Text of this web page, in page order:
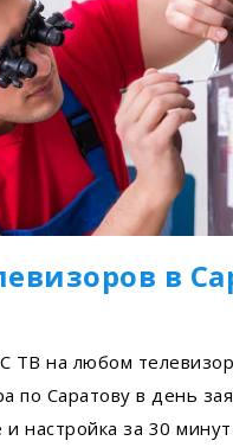
в
ТВ на любом
по Саратову в день
настройка за 30 минут